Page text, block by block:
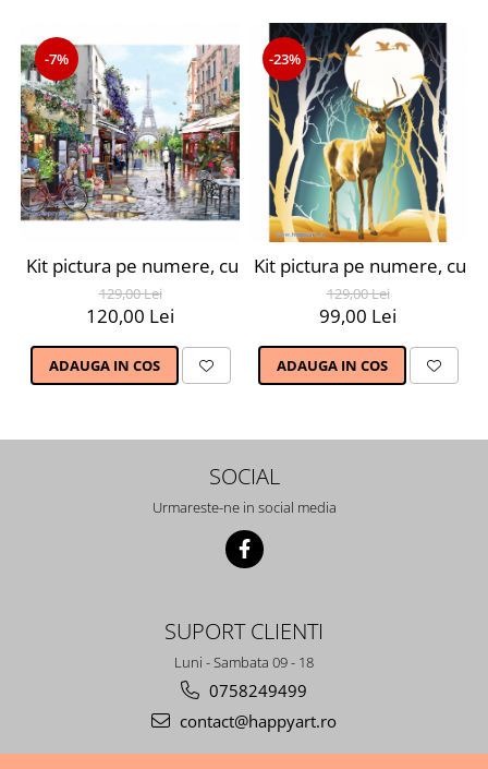
-7%
Kit pictura pe numere, cu sasiu, Parisul primavara,
129,00 Lei
120,00 Lei
ADAUGA IN COS
-23%
Kit pictura pe numere, cu
129,00 Lei
99,00 Lei
ADAUGA IN COS
SOCIAL
Urmareste-ne in social media
SUPORT CLIENTI
Luni - Sambata 09 - 18
0758249499
contact@happyart.ro